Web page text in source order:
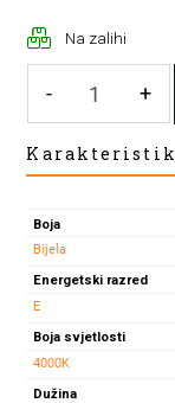
Na zalihi
-
VODTIJESNA
30W
IP65
količina
+
Boja
Bijela
Energetski razred
E
Boja svjetlosti
4000K
Dužina